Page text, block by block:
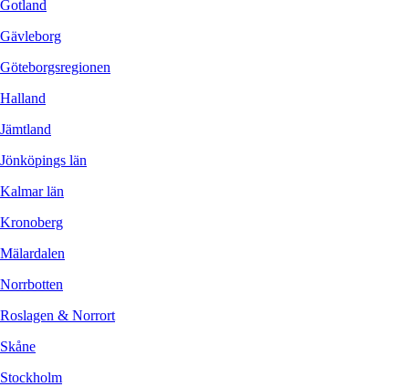
Gotland
Gävleborg
Göteborgsregionen
Halland
Jämtland
Jönköpings län
Kalmar län
Kronoberg
Mälardalen
Norrbotten
Roslagen & Norrort
Skåne
Stockholm